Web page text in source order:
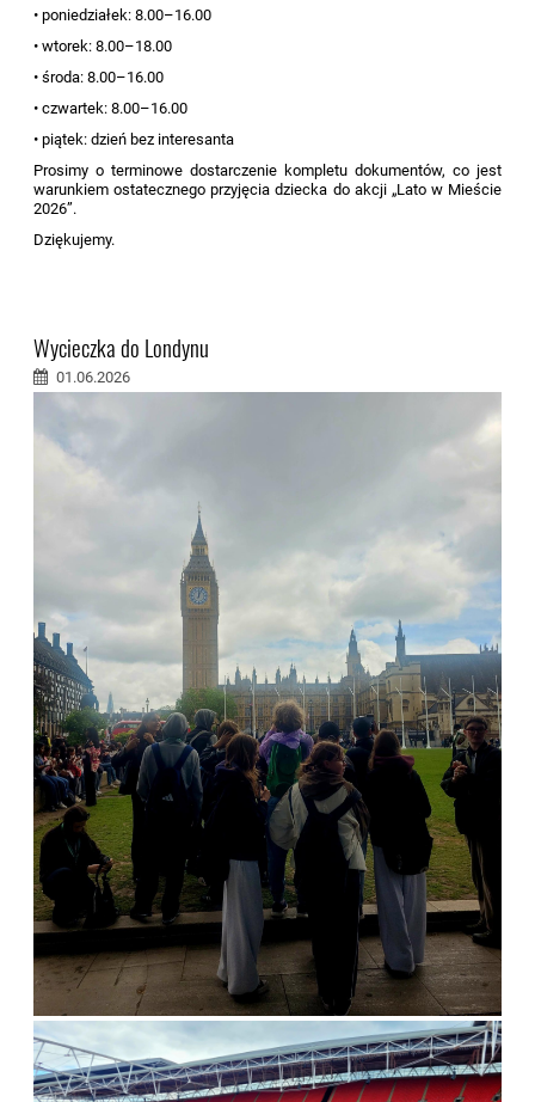
• poniedziałek: 8.00–16.00
• wtorek: 8.00–18.00
• środa: 8.00–16.00
• czwartek: 8.00–16.00
• piątek: dzień bez interesanta
Prosimy o terminowe dostarczenie kompletu dokumentów, co jest
warunkiem ostatecznego przyjęcia dziecka do akcji „Lato w Mieście
2026”.
Dziękujemy.
Wycieczka do Londynu
01.06.2026